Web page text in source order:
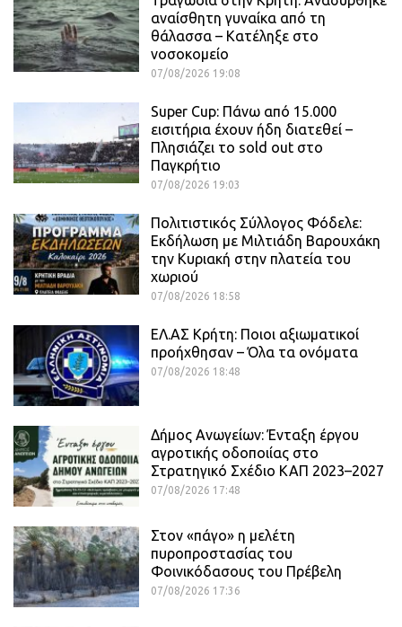
αναίσθητη γυναίκα από τη
θάλασσα – Κατέληξε στο
νοσοκομείο
07/08/2026 19:08
Super Cup: Πάνω από 15.000
εισιτήρια έχουν ήδη διατεθεί –
Πλησιάζει το sold out στο
Παγκρήτιο
07/08/2026 19:03
Πολιτιστικός Σύλλογος Φόδελε:
Εκδήλωση με Μιλτιάδη Βαρουχάκη
την Κυριακή στην πλατεία του
χωριού
07/08/2026 18:58
ΕΛ.ΑΣ Κρήτη: Ποιοι αξιωματικοί
προήχθησαν – Όλα τα ονόματα
07/08/2026 18:48
Δήμος Ανωγείων: Ένταξη έργου
αγροτικής οδοποιίας στο
Στρατηγικό Σχέδιο ΚΑΠ 2023–2027
07/08/2026 17:48
Στον «πάγο» η μελέτη
πυροπροστασίας του
Φοινικόδασους του Πρέβελη
07/08/2026 17:36